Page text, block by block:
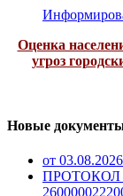
Оценка
угроз
Новые
от
ПРОТОКОЛ о